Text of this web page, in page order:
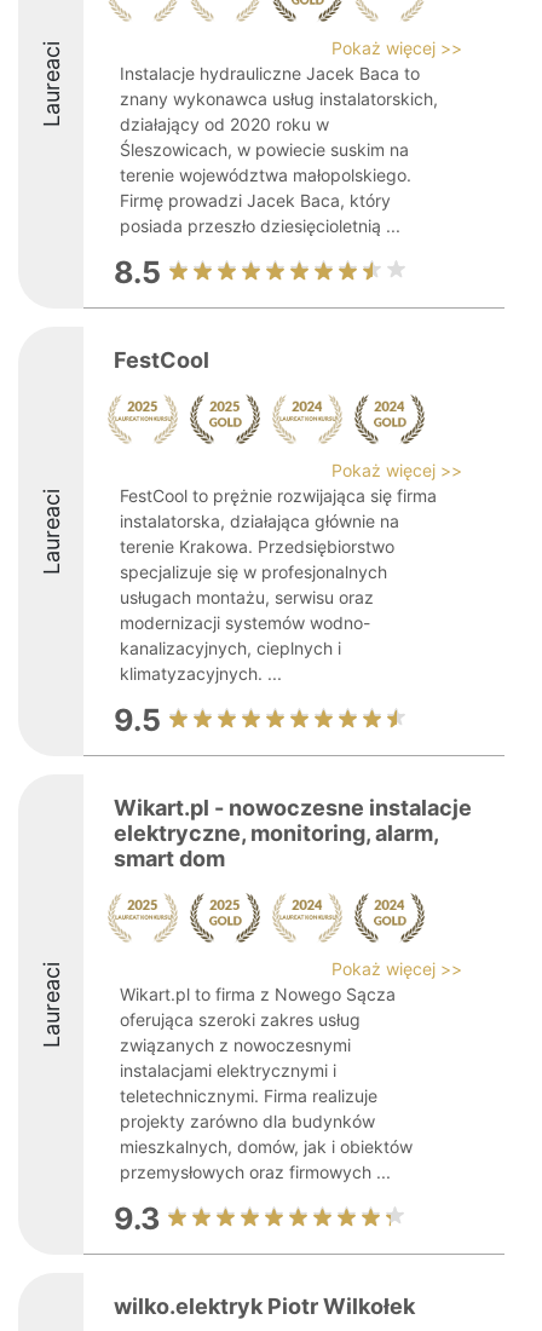
Laureaci
Pokaż więcej >>
Instalacje hydrauliczne Jacek Baca to
znany wykonawca usług instalatorskich,
działający od 2020 roku w
Śleszowicach, w powiecie suskim na
terenie województwa małopolskiego.
Firmę prowadzi Jacek Baca, który
posiada przeszło dziesięcioletnią ...
8.5
Laureaci
FestCool
Pokaż więcej >>
FestCool to prężnie rozwijająca się firma
instalatorska, działająca głównie na
terenie Krakowa. Przedsiębiorstwo
specjalizuje się w profesjonalnych
usługach montażu, serwisu oraz
modernizacji systemów wodno-
kanalizacyjnych, cieplnych i
klimatyzacyjnych. ...
9.5
Laureaci
Wikart.pl - nowoczesne instalacje
elektryczne, monitoring, alarm,
smart dom
Pokaż więcej >>
Wikart.pl to firma z Nowego Sącza
oferująca szeroki zakres usług
związanych z nowoczesnymi
instalacjami elektrycznymi i
teletechnicznymi. Firma realizuje
projekty zarówno dla budynków
mieszkalnych, domów, jak i obiektów
przemysłowych oraz firmowych ...
9.3
wilko.elektryk Piotr Wilkołek